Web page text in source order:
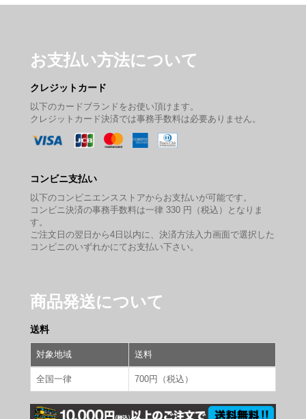
お支払い方法について
クレジットカード
以下のカードブランドをお使い頂けます。
クレジットカード決済では事務手数料は必要ありません。
コンビニ支払い
以下のコンビニエンスストアからお支払いが可能です。
コンビニ決済の事務手数料は一律 330 円（税込）となりま
す。
ご注文日の翌日から4日以内に、決済方法入力画面で選択した
コンビニのいずれかにてお支払い下さい。
商品発送について
送料
対象地域 送料
全国一律 700円（税込）